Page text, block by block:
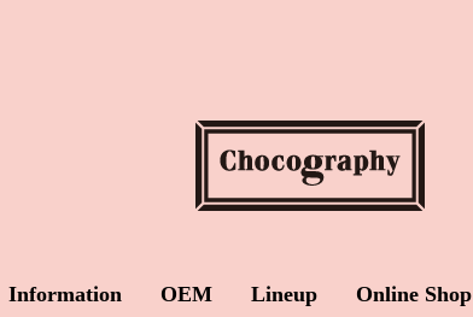
Information OEM Lineup Online Shop